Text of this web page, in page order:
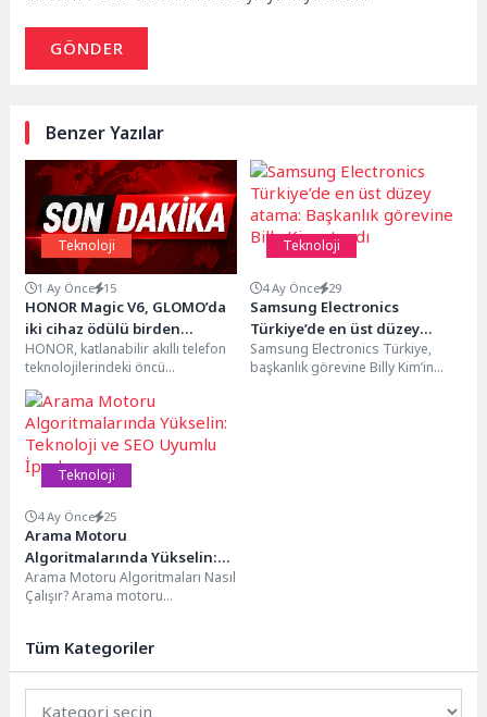
GÖNDER
Benzer Yazılar
Teknoloji
1 Ay Önce 15
HONOR Magic V6, GLOMO’da
iki cihaz ödülü birden
kazanan ilk model oldu!
HONOR, katlanabilir akıllı telefon
teknolojilerindeki öncü
yaklaşımıyla önemli bir başarıya
daha imza attı. HONOR Magic...
Teknoloji
4 Ay Önce 29
Samsung Electronics
Türkiye’de en üst düzey
atama: Başkanlık görevine
Billy Kim atandı
Samsung Electronics Türkiye,
başkanlık görevine Billy Kim’in
Teknoloji
4 Ay Önce 25
Arama Motoru
Algoritmalarında Yükselin:
Teknoloji ve SEO Uyumlu
İpuçları
Arama Motoru Algoritmaları Nasıl
Çalışır? Arama motoru
en uygun ve...
Tüm Kategoriler